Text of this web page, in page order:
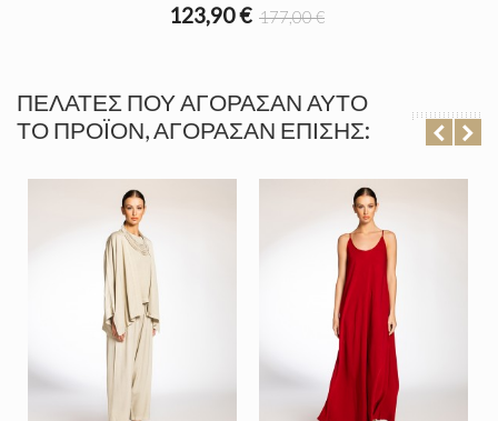
123,90 € 177,00 €
ΠΕΛΆΤΕΣ ΠΟΥ ΑΓΌΡΑΣΑΝ ΑΥΤΌ
ΤΟ ΠΡΟΪΌΝ, ΑΓΌΡΑΣΑΝ ΕΠΊΣΗΣ: